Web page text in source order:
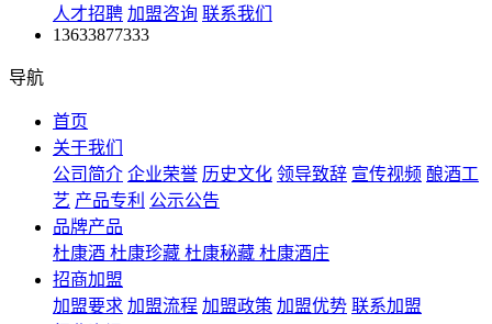
人才招聘 加盟咨询 联系我们
13633877333
导航
首页
关于我们
公司简介 企业荣誉 历史文化 领导致辞 宣传视频 酿酒工
艺 产品专利 公示公告
品牌产品
杜康酒 杜康珍藏 杜康秘藏 杜康酒庄
招商加盟
加盟要求 加盟流程 加盟政策 加盟优势 联系加盟